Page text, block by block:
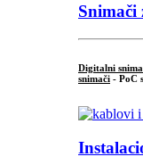
Snimači
Digitalni
snimači - PoC